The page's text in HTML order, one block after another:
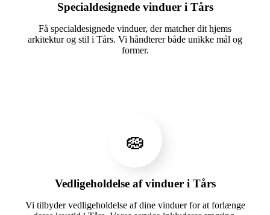
Specialdesignede vinduer i Tårs
Få specialdesignede vinduer, der matcher dit hjems
arkitektur og stil i Tårs. Vi håndterer både unikke mål og
former.
🧽
Vedligeholdelse af vinduer i Tårs
Vi tilbyder vedligeholdelse af dine vinduer for at forlænge